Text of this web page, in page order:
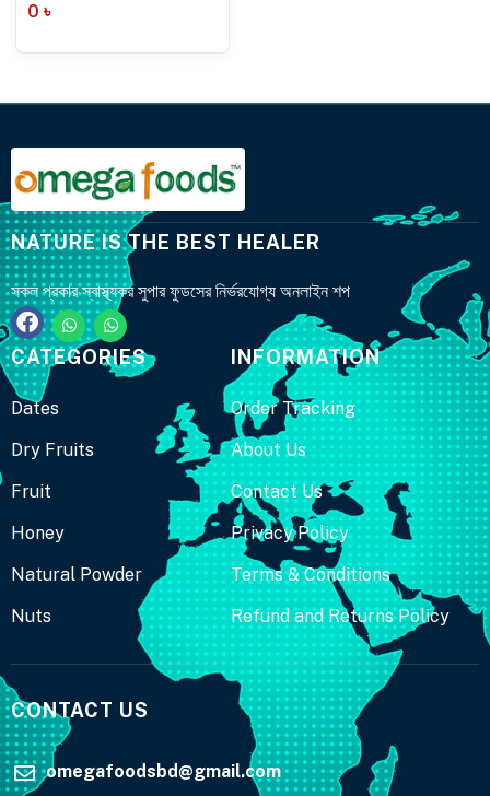
0 ৳
NATURE IS THE BEST HEALER
সকল প্রকার স্বাস্থ্যকর সুপার ফুডসের নির্ভরযোগ্য অনলাইন শপ
CATEGORIES
Dates
Dry Fruits
Fruit
Honey
Natural Powder
Nuts
INFORMATION
Order Tracking
About Us
Contact Us
Privacy Policy
Terms & Conditions
Refund and Returns Policy
CONTACT US
omegafoodsbd@gmail.com